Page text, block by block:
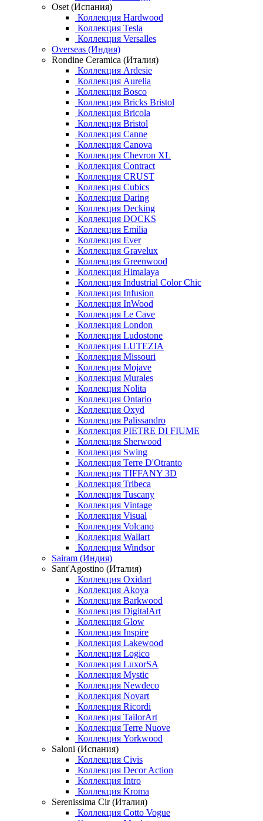
Oset (Испания)
Коллекция Hardwood
Коллекция Tesla
Коллекция Versalles
Overseas (Индия)
Rondine Ceramica (Италия)
Коллекция Ardesie
Коллекция Aurelia
Коллекция Bosco
Коллекция Bricks Bristol
Коллекция Bricola
Коллекция Bristol
Коллекция Canne
Коллекция Canova
Коллекция Chevron XL
Коллекция Contract
Коллекция CRUST
Коллекция Cubics
Коллекция Daring
Коллекция Decking
Коллекция DOCKS
Коллекция Emilia
Коллекция Ever
Коллекция Gravelux
Коллекция Greenwood
Коллекция Himalaya
Коллекция Industrial Color Chic
Коллекция Infusion
Коллекция InWood
Коллекция Le Cave
Коллекция London
Коллекция Ludostone
Коллекция LUTEZIA
Коллекция Missouri
Коллекция Mojave
Коллекция Murales
Коллекция Nolita
Коллекция Ontario
Коллекция Oxyd
Коллекция Palissandro
Коллекция PIETRE DI FIUME
Коллекция Sherwood
Коллекция Swing
Коллекция Terre D'Otranto
Коллекция TIFFANY 3D
Коллекция Tribeca
Коллекция Tuscany
Коллекция Vintage
Коллекция Visual
Коллекция Volcano
Коллекция Wallart
Коллекция Windsor
Sairam (Индия)
Sant'Agostino (Италия)
Коллекция Oxidart
Коллекция Akoya
Коллекция Barkwood
Коллекция DigitalArt
Коллекция Glow
Коллекция Inspire
Коллекция Lakewood
Коллекция Logico
Коллекция LuxorSA
Коллекция Mystic
Коллекция Newdeco
Коллекция Novart
Коллекция Ricordi
Коллекция TailorArt
Коллекция Terre Nuove
Коллекция Yorkwood
Saloni (Испания)
Коллекция Civis
Коллекция Decor Action
Коллекция Intro
Коллекция Kroma
Serenissima Cir (Италия)
Коллекция Cotto Vogue